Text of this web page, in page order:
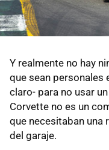
Y realmente no hay
que sean personales
claro- para no usar
Corvette no es un
que necesitaban una
del garaje.